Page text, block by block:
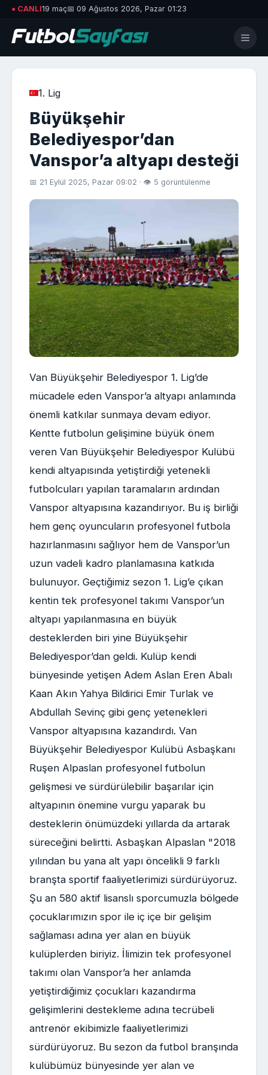
● CANLI19 maç📅 09 Ağustos 2026, Pazar 01:23
1. Lig
Büyükşehir
Belediyespor’dan
Vanspor’a altyapı desteği
📅 21 Eylül 2025, Pazar 09:02 · 👁 5 görüntülenme
Van Büyükşehir Belediyespor 1. Lig’de
mücadele eden Vanspor’a altyapı anlamında
önemli katkılar sunmaya devam ediyor.
Kentte futbolun gelişimine büyük önem
veren Van Büyükşehir Belediyespor Kulübü
kendi altyapısında yetiştirdiği yetenekli
futbolcuları yapılan taramaların ardından
Vanspor altyapısına kazandırıyor. Bu iş birliği
hem genç oyuncuların profesyonel futbola
hazırlanmasını sağlıyor hem de Vanspor’un
uzun vadeli kadro planlamasına katkıda
bulunuyor. Geçtiğimiz sezon 1. Lig’e çıkan
kentin tek profesyonel takımı Vanspor’un
altyapı yapılanmasına en büyük
desteklerden biri yine Büyükşehir
Belediyespor’dan geldi. Kulüp kendi
bünyesinde yetişen Adem Aslan Eren Abalı
Kaan Akın Yahya Bildirici Emir Turlak ve
Abdullah Sevinç gibi genç yetenekleri
Vanspor altyapısına kazandırdı. Van
Büyükşehir Belediyespor Kulübü Asbaşkanı
Ruşen Alpaslan profesyonel futbolun
gelişmesi ve sürdürülebilir başarılar için
altyapının önemine vurgu yaparak bu
desteklerin önümüzdeki yıllarda da artarak
süreceğini belirtti. Asbaşkan Alpaslan "2018
yılından bu yana alt yapı öncelikli 9 farklı
branşta sportif faaliyetlerimizi sürdürüyoruz.
Şu an 580 aktif lisanslı sporcumuzla bölgede
çocuklarımızın spor ile iç içe bir gelişim
sağlaması adına yer alan en büyük
kulüplerden biriyiz. İlimizin tek profesyonel
takımı olan Vanspor’a her anlamda
yetiştirdiğimiz çocukları kazandırma
gelişimlerini destekleme adına tecrübeli
antrenör ekibimizle faaliyetlerimizi
sürdürüyoruz. Bu sezon da futbol branşında
kulübümüz bünyesinde yer alan ve